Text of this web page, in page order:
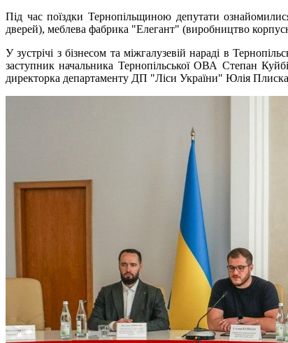
Під час поїздки Тернопільщиною депутати
дверей), меблева фабрика "Елегант" (виробництво
У зустрічі з бізнесом та міжгалузевій нараді в
заступник начальника Тернопільської ОВА Степан
директорка департаменту ДП "Ліси України" Юлія Плиска,